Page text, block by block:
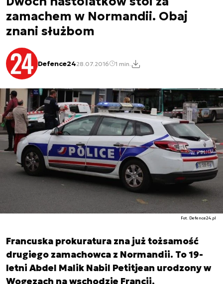
zamachem w Normandii. Obaj
znani służbom
Defence2428.07.2016 1 min.
Fot. Defence24.pl
Francuska prokuratura zna już tożsamość
drugiego zamachowca z Normandii. To 19-
letni Abdel Malik Nabil Petitjean urodzony w
Wogezach na wschodzie Francji.